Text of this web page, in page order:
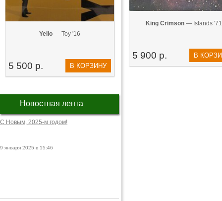
Yello — Toy '16
5 500 р. В КОРЗИНУ
Новостная лента
С Новым, 2025-м годом!
9 января 2025 в 15:46
King Crimson— Islands '71
5 900 р. В